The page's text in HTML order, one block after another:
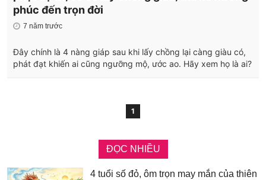
phúc đến trọn đời
7 năm trước
Đây chính là 4 nàng giáp sau khi lấy chồng lại càng giàu có,
phát đạt khiến ai cũng ngưỡng mộ, ước ao. Hãy xem họ là ai?
1
ĐỌC NHIỀU
4 tuổi số đỏ, ôm trọn may mắn của thiên